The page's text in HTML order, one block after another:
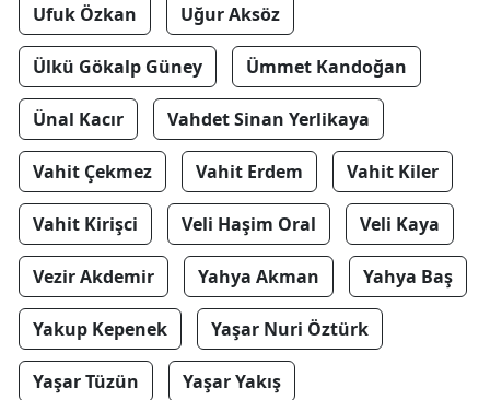
Ufuk Özkan Uğur Aksöz
Ülkü Gökalp Güney Ümmet Kandoğan
Ünal Kacır Vahdet Sinan Yerlikaya
Vahit Çekmez Vahit Erdem Vahit Kiler
Vahit Kirişci Veli Haşim Oral Veli Kaya
Vezir Akdemir Yahya Akman Yahya Baş
Yakup Kepenek Yaşar Nuri Öztürk
Yaşar Tüzün Yaşar Yakış